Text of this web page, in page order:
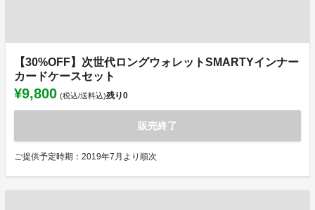
【30%OFF】次世代ロングウォレットSMARTYインナー
カードケースセット
¥9,800 (税込/送料込)残り0
販売終了
ご提供予定時期：2019年7月より順次